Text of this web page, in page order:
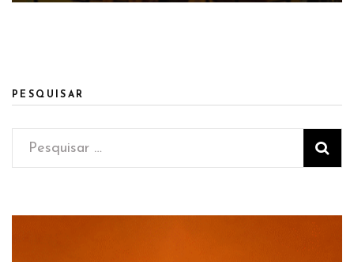
PESQUISAR
Pesquisar
por: